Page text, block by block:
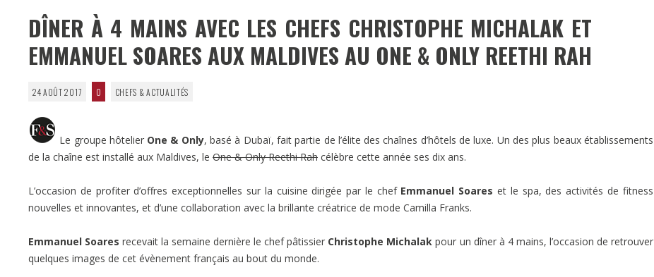
DÎNER À 4 MAINS AVEC LES CHEFS CHRISTOPHE MICHALAK ET
EMMANUEL SOARES AUX MALDIVES AU ONE & ONLY REETHI RAH
24 AOÛT 2017 0 CHEFS & ACTUALITÉS
Le groupe hôtelier One & Only, basé à Dubaï, fait partie de l’élite des chaînes d’hôtels de luxe. Un des plus beaux établissements
de la chaîne est installé aux Maldives, le One & Only Reethi Rah célèbre cette année ses dix ans.
L’occasion de profiter d’offres exceptionnelles sur la cuisine dirigée par le chef Emmanuel Soares et le spa, des activités de fitness
nouvelles et innovantes, et d’une collaboration avec la brillante créatrice de mode Camilla Franks.
Emmanuel Soares recevait la semaine dernière le chef pâtissier Christophe Michalak pour un dîner à 4 mains, l’occasion de retrouver
quelques images de cet évènement français au bout du monde.